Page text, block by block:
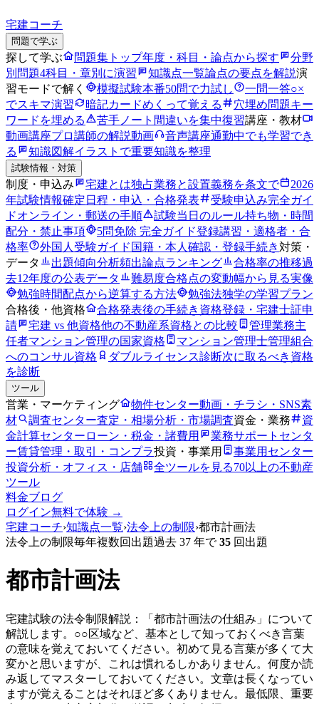
宅建コーチ
問題で学ぶ
探して学ぶ 問題集トップ年度・科目・論点から探す
分野
別問題4科目・章別に演習 知識点一覧論点の要点を解説演
習モードで解く
模擬試験本番50問で力試し 一問一答○×
でスキマ演習
暗記カードめくって覚える 穴埋め問題キー
ワードを埋める
苦手ノート 間違いを集中復習講座・教材
動画講座プロ講師の解説動画 音声講座通勤中でも学習でき
る
知識図解イラストで重要知識を整理
試験情報・対策
制度・申込み 宅建とは独占業務と設置義務を条文で
2026
年試験情報確定日程・申込・合格発表
受験申込み完全ガイ
ドオンライン・郵送の手順 試験当日のルール持ち物・時間
配分・禁止事項
5問免除 完全ガイド登録講習・適格者・合
格率
外国人受験ガイド 国籍・本人確認・登録手続き対策・
データ
出題傾向分析頻出論点ランキング 合格率の推移過
去12年度の公表データ
難易度合格点の変動幅から見る実像
勉強時間配点から逆算する方法 勉強法独学の学習プラン
合格後・他資格
合格発表後の手続き 資格登録・宅建士証申
請
宅建 vs 他資格他の不動産系資格との比較
管理業務主
任者マンション管理の国家資格 マンション管理士管理組合
へのコンサル資格
ダブルライセンス診断次に取るべき資格
を診断
ツール
営業・マーケティング 物件センター動画・チラシ・SNS素
材
調査センター査定・相場分析・市場調査資金・業務
資
金計算センター ローン・税金・諸費用
業務サポートセンタ
ー賃貸管理・取引・コンプラ投資・事業用
事業用センター
投資分析・オフィス・店舗
全ツールを見る70以上の不動産
ツール
料金ブログ
ログイン無料で体験 →
宅建コーチ›知識点一覧›法令上の制限›都市計画法
法令上の制限毎年複数回出題過去 37 年で35 回出題
都市計画法
宅建試験の法令制限解説：「都市計画法の仕組み」について
解説します。○○区域など、基本として知っておくべき言葉
の意味を覚えておいてください。初めて見る言葉が多くて大
変かと思いますが、これは慣れるしかありません。何度か読
み返してマスターしておいてください。文章は長くなってい
ますが覚えることはそれほど多くありません。最低限、重要